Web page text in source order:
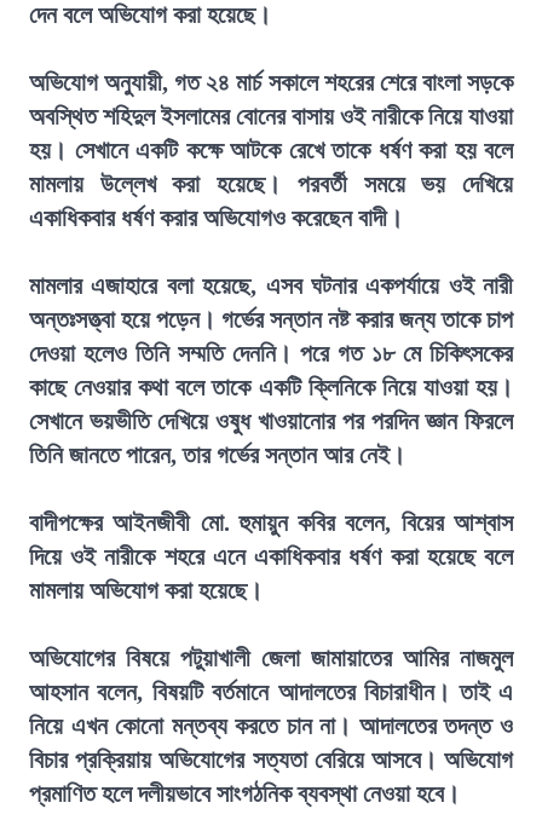
দেন বলে অভিযোগ করা হয়েছে।
অভিযোগ অনুযায়ী, গত ২৪ মার্চ সকালে শহরের শেরে বাংলা সড়কে
অবস্থিত শহিদুল ইসলামের বোনের বাসায় ওই নারীকে নিয়ে যাওয়া
হয়। সেখানে একটি কক্ষে আটকে রেখে তাকে ধর্ষণ করা হয় বলে
মামলায় উল্লেখ করা হয়েছে। পরবর্তী সময়ে ভয় দেখিয়ে
একাধিকবার ধর্ষণ করার অভিযোগও করেছেন বাদী।
মামলার এজাহারে বলা হয়েছে, এসব ঘটনার একপর্যায়ে ওই নারী
অন্তঃসত্ত্বা হয়ে পড়েন। গর্ভের সন্তান নষ্ট করার জন্য তাকে চাপ
দেওয়া হলেও তিনি সম্মতি দেননি। পরে গত ১৮ মে চিকিৎসকের
কাছে নেওয়ার কথা বলে তাকে একটি ক্লিনিকে নিয়ে যাওয়া হয়।
সেখানে ভয়ভীতি দেখিয়ে ওষুধ খাওয়ানোর পর পরদিন জ্ঞান ফিরলে
তিনি জানতে পারেন, তার গর্ভের সন্তান আর নেই।
বাদীপক্ষের আইনজীবী মো. হুমায়ুন কবির বলেন, বিয়ের আশ্বাস
দিয়ে ওই নারীকে শহরে এনে একাধিকবার ধর্ষণ করা হয়েছে বলে
মামলায় অভিযোগ করা হয়েছে।
অভিযোগের বিষয়ে পটুয়াখালী জেলা জামায়াতের আমির নাজমুল
আহসান বলেন, বিষয়টি বর্তমানে আদালতের বিচারাধীন। তাই এ
নিয়ে এখন কোনো মন্তব্য করতে চান না। আদালতের তদন্ত ও
বিচার প্রক্রিয়ায় অভিযোগের সত্যতা বেরিয়ে আসবে। অভিযোগ
প্রমাণিত হলে দলীয়ভাবে সাংগঠনিক ব্যবস্থা নেওয়া হবে।